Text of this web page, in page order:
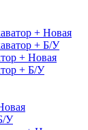
+ Новая
+ Б/У
+ Новая
+ Б/У
У